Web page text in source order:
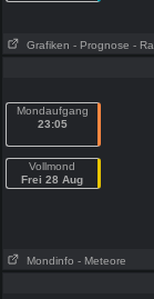
Grafiken - Prognose -
Mondaufgang
23:05
Vollmond
Frei 28 Aug
Mondinfo - Meteore